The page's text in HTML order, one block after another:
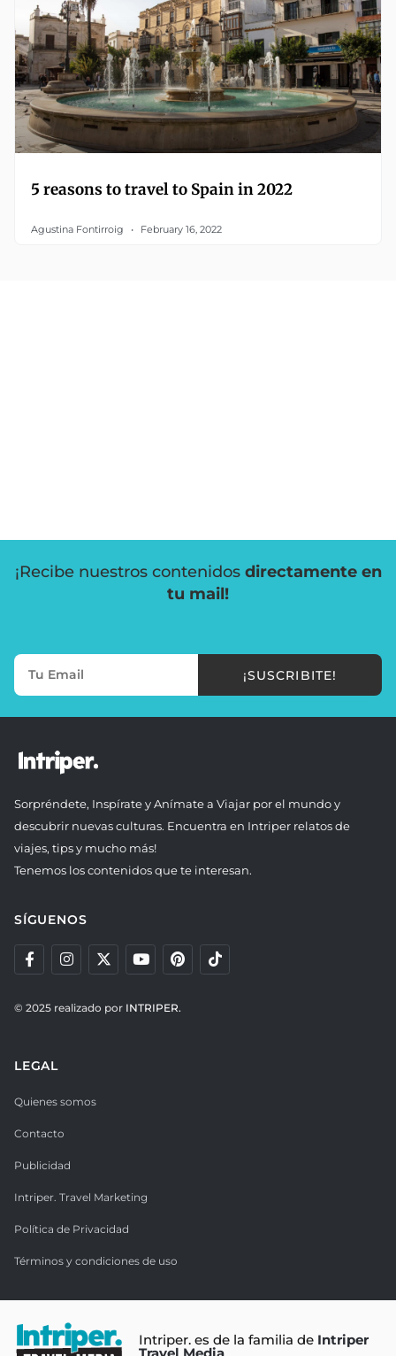
5 reasons to travel to Spain in 2022
Agustina Fontirroig February 16, 2022
¡Recibe nuestros contenidos directamente en
tu mail!
¡SUSCRIBITE!
Sorpréndete, Inspírate y Anímate a Viajar por el mundo y
descubrir nuevas culturas. Encuentra en Intriper relatos de
viajes, tips y mucho más!
Tenemos los contenidos que te interesan.
SÍGUENOS
© 2025 realizado por INTRIPER.
LEGAL
Quienes somos
Contacto
Publicidad
Intriper. Travel Marketing
Política de Privacidad
Términos y condiciones de uso
Intriper. es de la familia de Intriper
Travel Media